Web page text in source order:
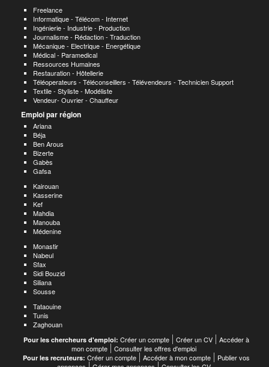
Freelance
Informatique - Télécom - Internet
Ingénierie - Industrie - Production
Journalisme - Rédaction - Traduction
Mécanique - Electrique - Energétique
Médical - Paramedical
Ressources Humaines
Restauration - Hôtellerie
Téléoperateurs - Téléconseillers - Télévendeurs - Technicien Support
Textile - Styliste - Modéliste
Vendeur- Ouvrier - Chauffeur
Emploi par région
Ariana
Béja
Ben Arous
Bizerte
Gabès
Gafsa
Kairouan
Kasserine
Kef
Mahdia
Manouba
Médenine
Monastir
Nabeul
Sfax
Sidi Bouzid
Siliana
Sousse
Tataouine
Tunis
Zaghouan
Pour les chercheurs d'emploi: Créer un compte Créer un CV
Accéder à
mon compte
Consulter les offres d'emploi
Pour les recruteurs: Créer un compte Accéder à mon compte
Publier vos